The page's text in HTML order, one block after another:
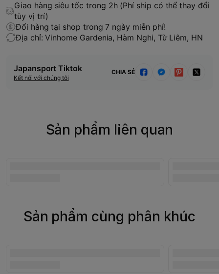
Giao hàng siêu tốc trong 2h (Phí ship có thể thay đổi
tùy vị trí)
Đổi hàng tại shop trong 7 ngày miễn phí!
Địa chỉ: Vinhome Gardenia, Hàm Nghi, Từ Liêm, HN
Japansport Tiktok
Kết nối với chúng tôi
CHIA SẺ
Sản phẩm liên quan
Sản phẩm cùng phân khúc